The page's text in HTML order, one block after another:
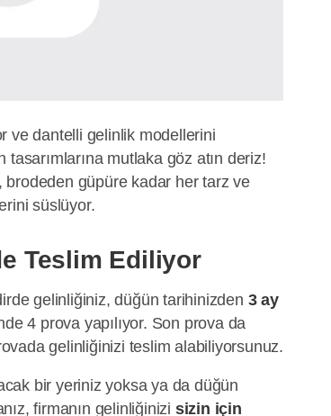
ve dantelli gelinlik modellerini
tasarımlarına mutlaka göz atın deriz!
brodeden güpüre kadar her tarz ve
süslüyor.
Teslim Ediliyor
gelinliğiniz, düğün tarihinizden 3 ay
4 prova yapılıyor. Son prova da
gelinliğinizi teslim alabiliyorsunuz.
bir yeriniz yoksa ya da düğün
firmanın gelinliğinizi sizin için